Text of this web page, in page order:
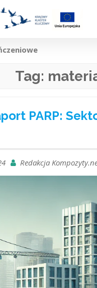
Tag:
PARP:
Redakcja